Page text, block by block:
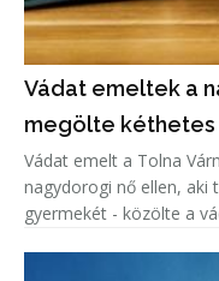
Vádat emeltek a
megölte
Vádat emelt a Tolna
nagydorogi nő ellen, aki
gyermekét - közölte a